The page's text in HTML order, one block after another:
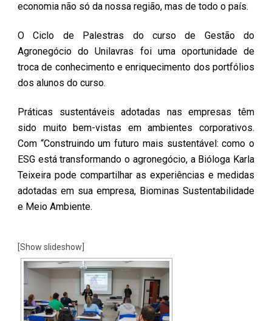
economia não só da nossa região, mas de todo o país.
O Ciclo de Palestras do curso de Gestão do
Agronegócio do Unilavras foi uma oportunidade de
troca de conhecimento e enriquecimento dos portfólios
dos alunos do curso.
Práticas sustentáveis adotadas nas empresas têm
sido muito bem-vistas em ambientes corporativos.
Com “Construindo um futuro mais sustentável: como o
ESG está transformando o agronegócio, a Bióloga Karla
Teixeira pode compartilhar as experiências e medidas
adotadas em sua empresa, Biominas Sustentabilidade
e Meio Ambiente.
[Show slideshow]